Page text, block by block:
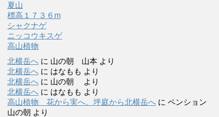
夏山
標高１７３６m
シャクナゲ
ニッコウキスゲ
高山植物
北横岳へ に 山の朝 山本 より
北横岳へ に はなもも より
北横岳へ に 山の朝
より
北横岳へ に はなもも より
高山植物 花から実へ。坪庭から北横岳へ に ペンション
山の朝 より